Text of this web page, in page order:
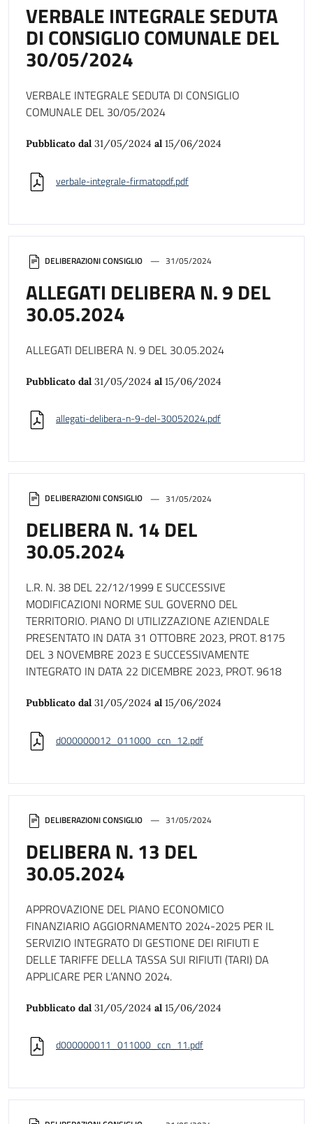
DELIBERAZIONI CONSIGLIO 31/05/2024
DELIBERA N. 13 DEL
30.05.2024
APPROVAZIONE DEL PIANO ECONOMICO
FINANZIARIO AGGIORNAMENTO 2024-2025 PER IL
SERVIZIO INTEGRATO DI GESTIONE DEI RIFIUTI E
DELLE TARIFFE DELLA TASSA SUI RIFIUTI (TARI) DA
APPLICARE PER L’ANNO 2024.
Pubblicato dal 31/05/2024 al 15/06/2024
d000000011_011000_ccn_11.pdf
DELIBERAZIONI CONSIGLIO 31/05/2024
DELIBERA N. 14 DEL
30.05.2024
L.R. N. 38 DEL 22/12/1999 E SUCCESSIVE
MODIFICAZIONI NORME SUL GOVERNO DEL
TERRITORIO. PIANO DI UTILIZZAZIONE AZIENDALE
PRESENTATO IN DATA 31 OTTOBRE 2023, PROT. 8175
DEL 3 NOVEMBRE 2023 E SUCCESSIVAMENTE
INTEGRATO IN DATA 22 DICEMBRE 2023, PROT. 9618
Pubblicato dal 31/05/2024 al 15/06/2024
d000000012_011000_ccn_12.pdf
DELIBERAZIONI CONSIGLIO 31/05/2024
ALLEGATI DELIBERA N. 9 DEL
30.05.2024
ALLEGATI DELIBERA N. 9 DEL 30.05.2024
Pubblicato dal 31/05/2024 al 15/06/2024
allegati-delibera-n-9-del-30052024.pdf
VERBALE INTEGRALE SEDUTA
DI CONSIGLIO COMUNALE DEL
30/05/2024
VERBALE INTEGRALE SEDUTA DI CONSIGLIO
COMUNALE DEL 30/05/2024
Pubblicato dal 31/05/2024 al 15/06/2024
verbale-integrale-firmatopdf.pdf